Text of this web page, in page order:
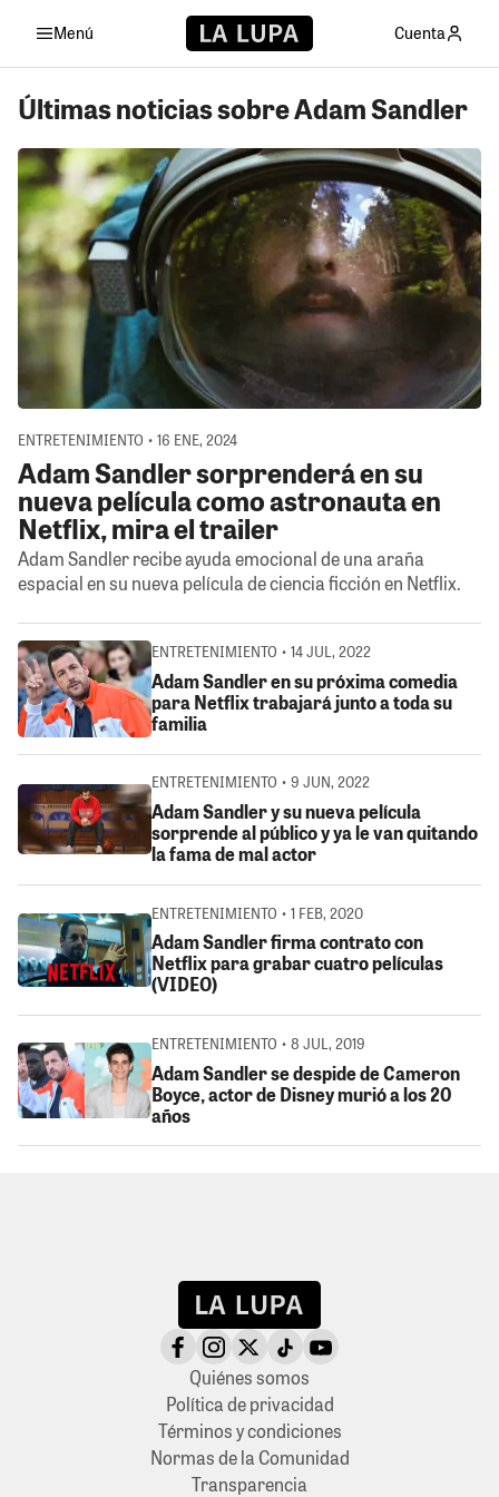
Menú Cuenta
Últimas noticias sobre Adam Sandler
ENTRETENIMIENTO • 16 ENE, 2024
Adam Sandler sorprenderá en su
nueva película como astronauta en
Netflix, mira el trailer
Adam Sandler recibe ayuda emocional de una araña
espacial en su nueva película de ciencia ficción en Netflix.
ENTRETENIMIENTO • 14 JUL, 2022
Adam Sandler en su próxima comedia
para Netflix trabajará junto a toda su
familia
ENTRETENIMIENTO • 9 JUN, 2022
Adam Sandler y su nueva película
sorprende al público y ya le van quitando
la fama de mal actor
ENTRETENIMIENTO • 1 FEB, 2020
Adam Sandler firma contrato con
Netflix para grabar cuatro películas
(VIDEO)
ENTRETENIMIENTO • 8 JUL, 2019
Adam Sandler se despide de Cameron
Boyce, actor de Disney murió a los 20
años
Quiénes somos
Política de privacidad
Términos y condiciones
Normas de la Comunidad
Transparencia